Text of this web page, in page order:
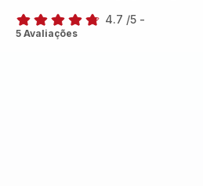
ratings.4.7
4.7 /5 -
5 Avaliações